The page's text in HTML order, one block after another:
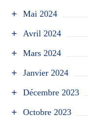
Mai 2024
Avril 2024
Mars 2024
Janvier 2024
Décembre 2023
Octobre 2023